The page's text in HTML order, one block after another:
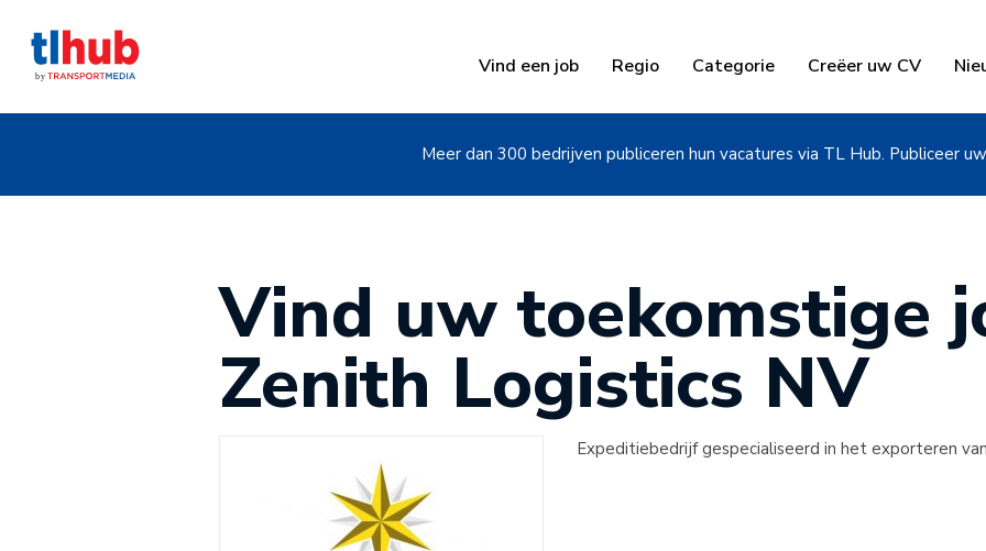
Vind een job Regio Categorie Creëer uw CV
Meer dan 300 bedrijven publiceren hun vacatures via TL Hub. Publiceer
Vind uw toekomstige
Zenith Logistics NV
Expeditiebedrijf gespecialiseerd in het exporteren